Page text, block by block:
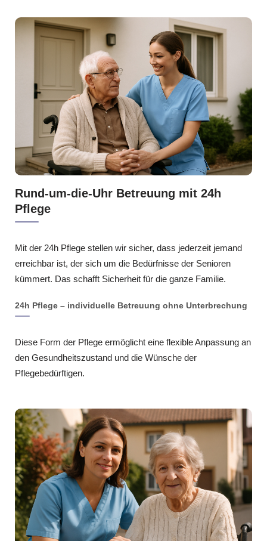
Rund-um-die-Uhr Betreuung mit 24h
Pflege
Mit der 24h Pflege stellen wir sicher, dass jederzeit jemand
erreichbar ist, der sich um die Bedürfnisse der Senioren
kümmert. Das schafft Sicherheit für die ganze Familie.
24h Pflege – individuelle Betreuung ohne Unterbrechung
Diese Form der Pflege ermöglicht eine flexible Anpassung an
den Gesundheitszustand und die Wünsche der
Pflegebedürftigen.